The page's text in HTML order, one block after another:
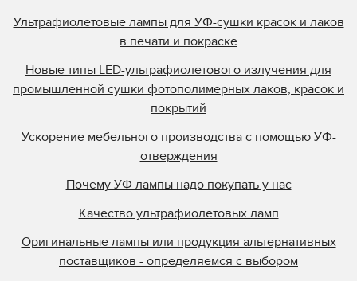
Ультрафиолетовые лампы для УФ-сушки красок и лаков
в печати и покраске
Новые типы LED-ультрафиолетового излучения для
промышленной сушки фотополимерных лаков, красок и
покрытий
Ускорение мебельного производства с помощью УФ-
отверждения
Почему УФ лампы надо покупать у нас
Качество ультрафиолетовых ламп
Оригинальные лампы или продукция альтернативных
поставщиков - определяемся с выбором